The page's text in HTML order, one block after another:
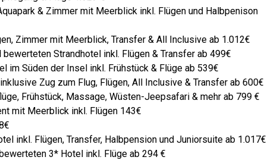
& Zimmer mit Meerblick inkl. Flügen und Halbpenison
Zimmer mit Meerblick, Transfer & All Inclusive ab 1.012€
Strandhotel inkl. Flügen & Transfer ab 499€
im Süden der Insel inkl. Frühstück & Flüge ab 539€
Zug zum Flug, Flügen, All Inclusive & Transfer ab 600€
Frühstück, Massage, Wüsten-Jeepsafari & mehr ab 799 €
mit Meerblick inkl. Flügen 143€
inkl. Flügen, Transfer, Halbpension und Juniorsuite ab 1.017€
3* Hotel inkl. Flüge ab 294 €